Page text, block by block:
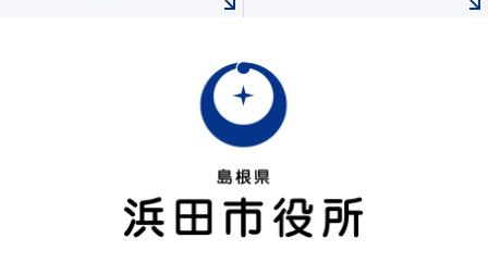
移住・出会い応援（はまだ暮らし）